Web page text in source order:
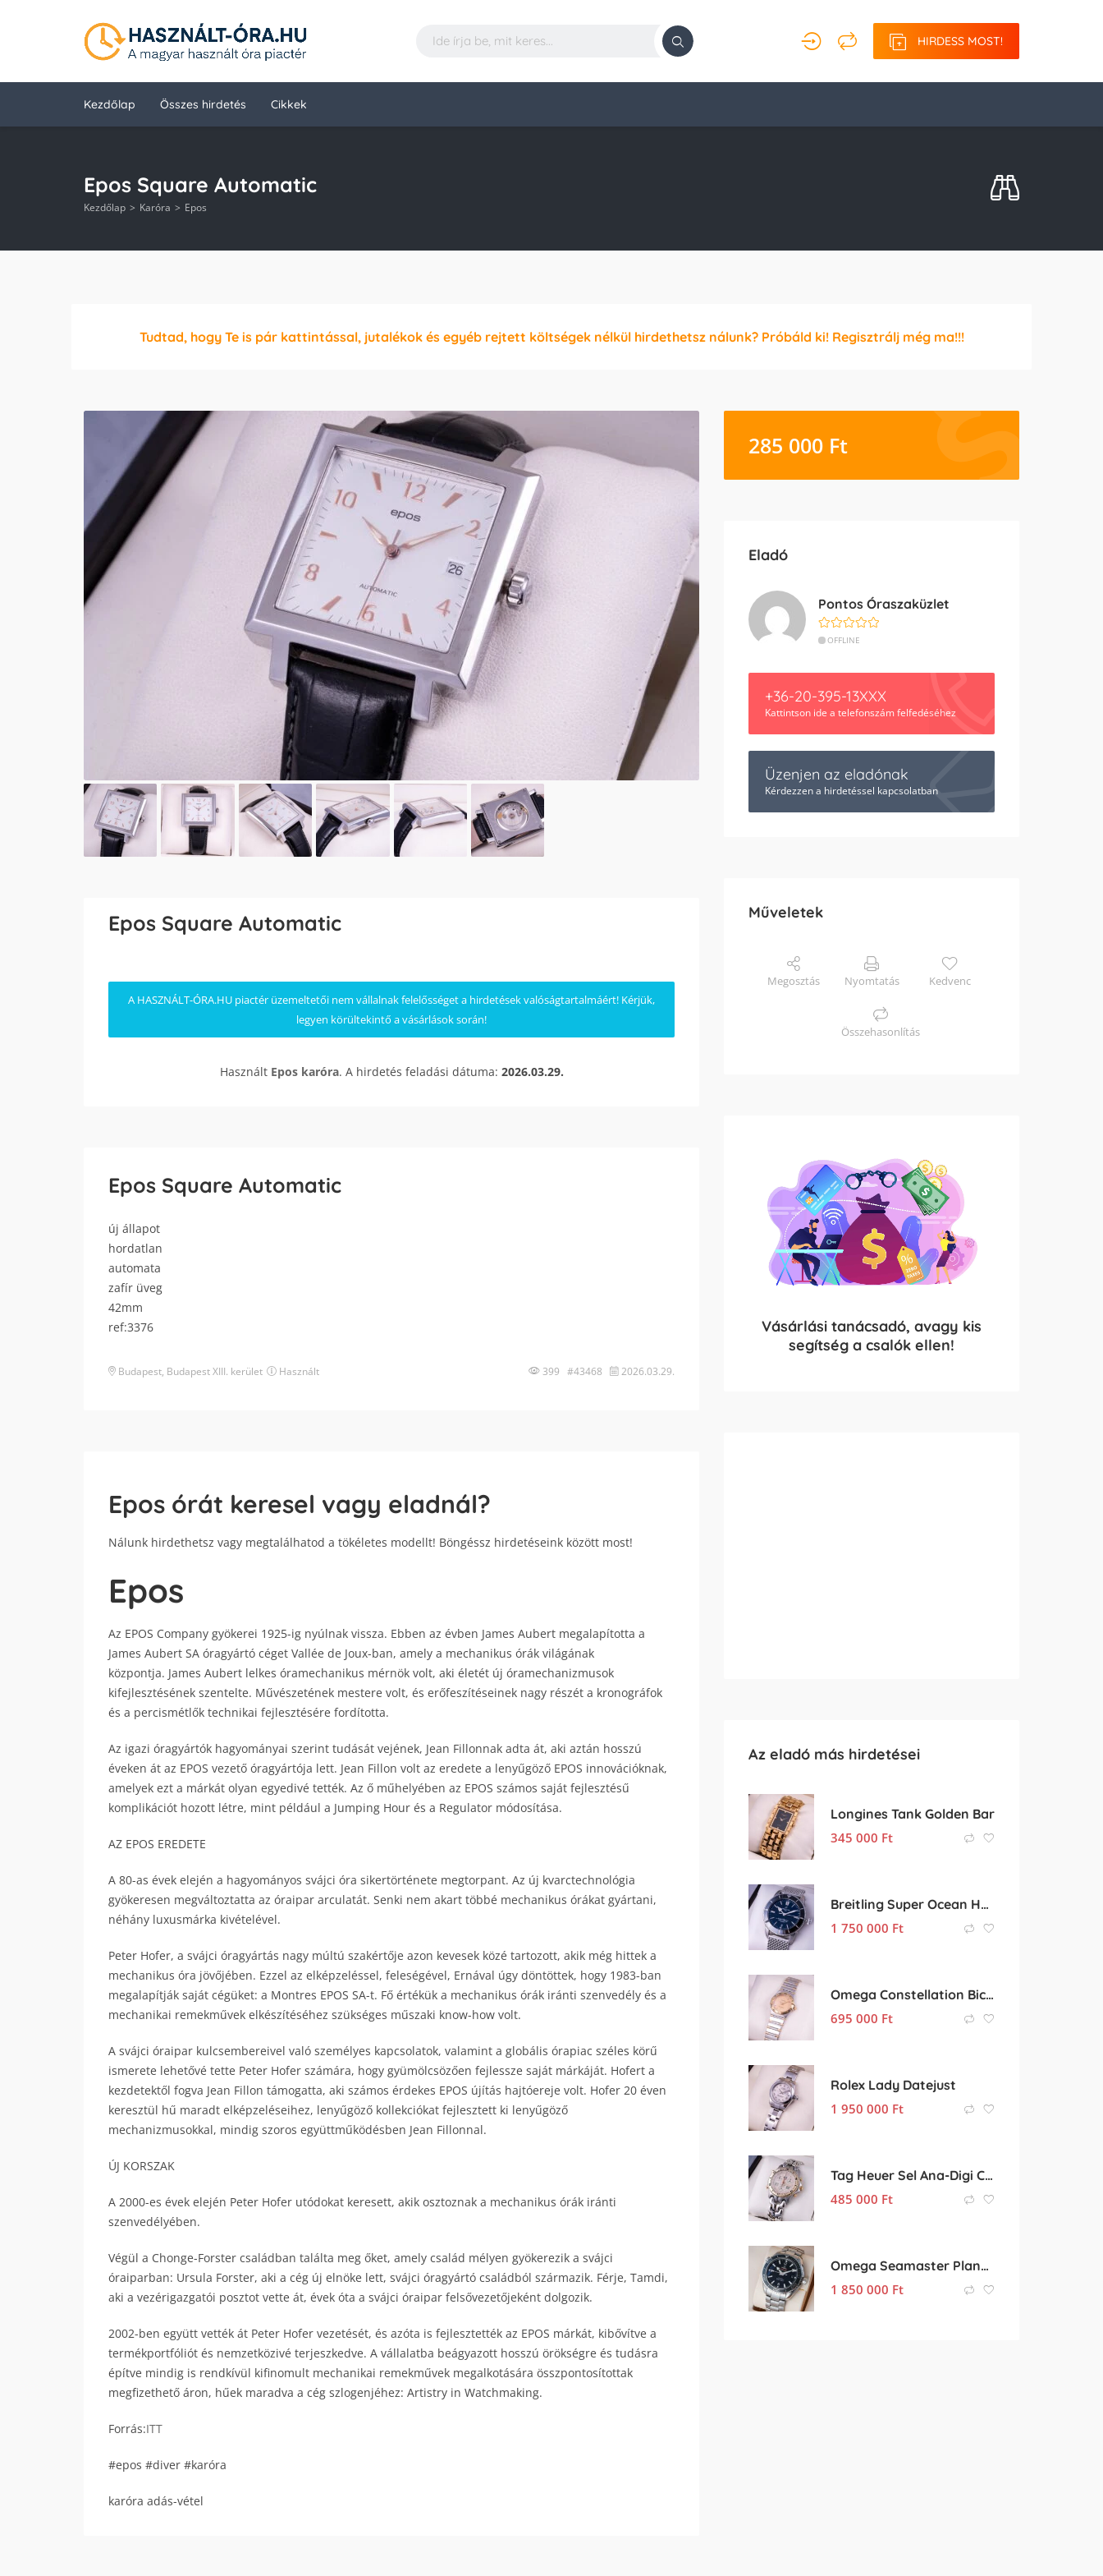
HIRDESS MOST!
Kezdőlap Összes hirdetés Cikkek
Epos Square Automatic
Kezdőlap Karóra Epos
Tudtad, hogy Te is pár kattintással, jutalékok és egyéb rejtett költségek nélkül hirdethetsz nálunk? Próbáld ki! Regisztrálj még ma!!!
Epos Square Automatic
A HASZNÁLT-ÓRA.HU piactér üzemeltetői nem vállalnak felelősséget a hirdetések valóságtartalmáért! Kérjük,
legyen körültekintő a vásárlások során!
Használt Epos karóra. A hirdetés feladási dátuma: 2026.03.29.
Epos Square Automatic
új állapot
hordatlan
automata
zafír üveg
42mm
ref:3376
Budapest, Budapest XIII. kerület Használt 399 #43468 2026.03.29.
Epos órát keresel vagy eladnál?
Nálunk hirdethetsz vagy megtalálhatod a tökéletes modellt! Böngéssz hirdetéseink között most!
Epos
Az EPOS Company gyökerei 1925-ig nyúlnak vissza. Ebben az évben James Aubert megalapította a
James Aubert SA óragyártó céget Vallée de Joux-ban, amely a mechanikus órák világának
központja. James Aubert lelkes óramechanikus mérnök volt, aki életét új óramechanizmusok
kifejlesztésének szentelte. Művészetének mestere volt, és erőfeszítéseinek nagy részét a kronográfok
és a percismétlők technikai fejlesztésére fordította.
Az igazi óragyártók hagyományai szerint tudását vejének, Jean Fillonnak adta át, aki aztán hosszú
éveken át az EPOS vezető óragyártója lett. Jean Fillon volt az eredete a lenyűgöző EPOS innovációknak,
amelyek ezt a márkát olyan egyedivé tették. Az ő műhelyében az EPOS számos saját fejlesztésű
komplikációt hozott létre, mint például a Jumping Hour és a Regulator módosítása.
AZ EPOS EREDETE
A 80-as évek elején a hagyományos svájci óra sikertörténete megtorpant. Az új kvarctechnológia
gyökeresen megváltoztatta az óraipar arculatát. Senki nem akart többé mechanikus órákat gyártani,
néhány luxusmárka kivételével.
Peter Hofer, a svájci óragyártás nagy múltú szakértője azon kevesek közé tartozott, akik még hittek a
mechanikus óra jövőjében. Ezzel az elképzeléssel, feleségével, Ernával úgy döntöttek, hogy 1983-ban
megalapítják saját cégüket: a Montres EPOS SA-t. Fő értékük a mechanikus órák iránti szenvedély és a
mechanikai remekművek elkészítéséhez szükséges műszaki know-how volt.
A svájci óraipar kulcsembereivel való személyes kapcsolatok, valamint a globális órapiac széles körű
ismerete lehetővé tette Peter Hofer számára, hogy gyümölcsözően fejlessze saját márkáját. Hofert a
kezdetektől fogva Jean Fillon támogatta, aki számos érdekes EPOS újítás hajtóereje volt. Hofer 20 éven
keresztül hű maradt elképzeléseihez, lenyűgöző kollekciókat fejlesztett ki lenyűgöző
mechanizmusokkal, mindig szoros együttműködésben Jean Fillonnal.
ÚJ KORSZAK
A 2000-es évek elején Peter Hofer utódokat keresett, akik osztoznak a mechanikus órák iránti
szenvedélyében.
Végül a Chonge-Forster családban találta meg őket, amely család mélyen gyökerezik a svájci
óraiparban: Ursula Forster, aki a cég új elnöke lett, svájci óragyártó családból származik. Férje, Tamdi,
aki a vezérigazgatói posztot vette át, évek óta a svájci óraipar felsővezetőjeként dolgozik.
2002-ben együtt vették át Peter Hofer vezetését, és azóta is fejlesztették az EPOS márkát, kibővítve a
termékportfóliót és nemzetközivé terjeszkedve. A vállalatba beágyazott hosszú örökségre és tudásra
építve mindig is rendkívül kifinomult mechanikai remekművek megalkotására összpontosítottak
megfizethető áron, hűek maradva a cég szlogenjéhez: Artistry in Watchmaking.
Forrás:ITT
#epos #diver #karóra
karóra adás-vétel
285 000 Ft
Eladó
Pontos Óraszaküzlet
OFFLINE
+36-20-395-13XXX
Kattintson ide a telefonszám felfedéséhez
Üzenjen az eladónak
Kérdezzen a hirdetéssel kapcsolatban
Műveletek
Megosztás Nyomtatás Kedvenc
Összehasonlítás
Vásárlási tanácsadó, avagy kis
segítség a csalók ellen!
Az eladó más hirdetései
Longines Tank Golden Bar
345 000 Ft
Breitling Super Ocean Heritage II
1 750 000 Ft
Omega Constellation Bicolor
695 000 Ft
Rolex Lady Datejust
1 950 000 Ft
Tag Heuer Sel Ana-Digi Chronograph
485 000 Ft
Omega Seamaster Planet Ocean 600m
1 850 000 Ft